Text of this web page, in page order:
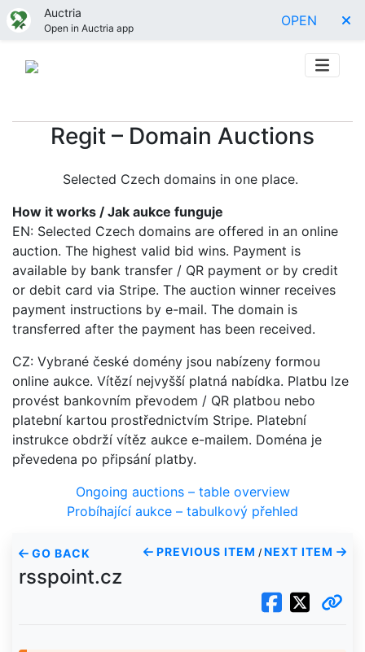
Auctria
Open in Auctria app OPEN
Regit – Domain Auctions
Selected Czech domains in one place.
How it works / Jak aukce funguje
EN: Selected Czech domains are offered in an online
auction. The highest valid bid wins. Payment is
available by bank transfer / QR payment or by credit
or debit card via Stripe. The auction winner receives
payment instructions by e-mail. The domain is
transferred after the payment has been received.
CZ: Vybrané české domény jsou nabízeny formou
online aukce. Vítězí nejvyšší platná nabídka. Platbu lze
provést bankovním převodem / QR platbou nebo
platební kartou prostřednictvím Stripe. Platební
instrukce obdrží vítěz aukce e-mailem. Doména je
převedena po připsání platby.
Ongoing auctions – table overview
Probíhající aukce – tabulkový přehled
GO BACK PREVIOUS ITEM / NEXT ITEM
rsspoint.cz